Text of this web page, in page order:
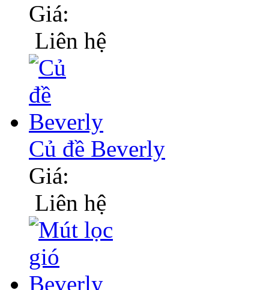
Giá:
Liên hệ
Củ đề Beverly
Giá:
Liên hệ